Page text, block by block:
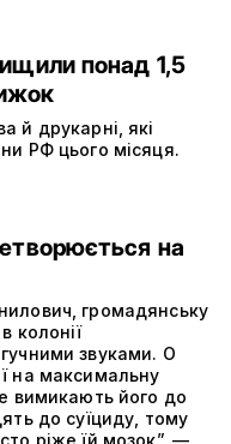
понад 1,5
й друкарні, які
РФ цього місяця.
на
громадянську
колонії
звуками. О
на максимальну
вимикають його до
до суїциду, тому
ріже їй мозок”, —